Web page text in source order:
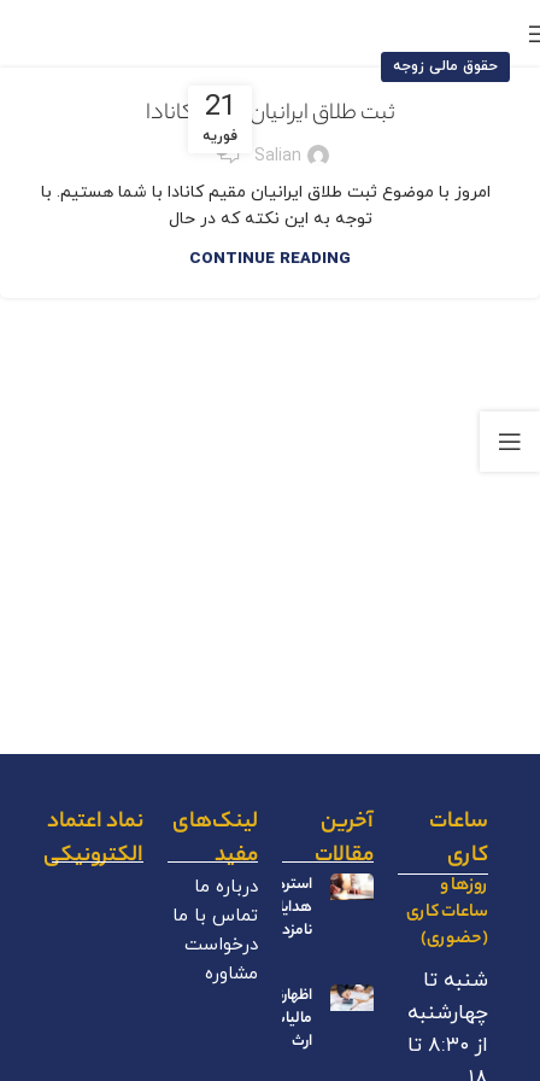
21
فوریه
حقوق مالی زوجه
ثبت طلاق ایرانیان مقیم کانادا
Salian
13
امروز با موضوع ثبت طلاق ایرانیان مقیم کانادا با شما هستیم. با
توجه به این نکته که در حال
CONTINUE READING
ساعات
کاری
روزها و
ساعات کاری
(حضوری)
شنبه تا
چهارشنبه
از ۸:۳۰ تا
آخرین
مقالات
استرداد
هدایای
نامزدی
اظهارنامه
مالیات بر
ارث
لینک‌های
مفید
درباره ما
تماس با ما
درخواست
مشاوره
نماد اعتماد
الکترونیکی